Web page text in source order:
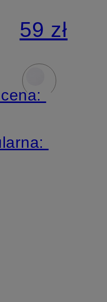
obuwia
COOL
KICK
59 zł